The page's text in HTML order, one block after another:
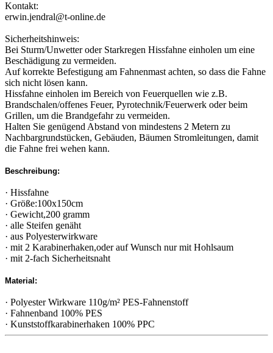
Kontakt:
erwin.jendral@t-online.de
Sicherheitshinweis:
Bei Sturm/Unwetter oder Starkregen Hissfahne einholen um eine
Beschädigung zu vermeiden.
Auf korrekte Befestigung am Fahnenmast achten, so dass die Fahne
sich nicht lösen kann.
Hissfahne einholen im Bereich von Feuerquellen wie z.B.
Brandschalen/offenes Feuer, Pyrotechnik/Feuerwerk oder beim
Grillen, um die Brandgefahr zu vermeiden.
Halten Sie genügend Abstand von mindestens 2 Metern zu
Nachbargrundstücken, Gebäuden, Bäumen Stromleitungen, damit
die Fahne frei wehen kann.
Beschreibung:
· Hissfahne
· Größe:100x150cm
· Gewicht,200 gramm
· alle Steifen genäht
· aus Polyesterwirkware
· mit 2 Karabinerhaken,oder auf Wunsch nur mit Hohlsaum
· mit 2-fach Sicherheitsnaht
Material:
· Polyester Wirkware 110g/m² PES-Fahnenstoff
· Fahnenband 100% PES
· Kunststoffkarabinerhaken 100% PPC